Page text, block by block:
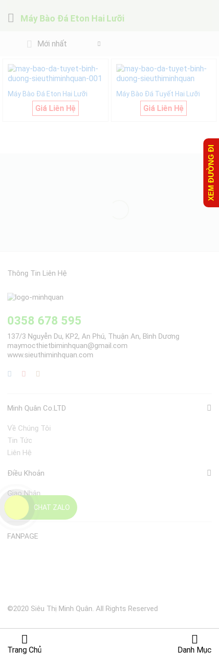
Máy Bào Đá Eton Hai Lưỡi
Mới nhất
Máy Bào Đá Eton Hai Lưỡi
Giá Liên Hệ
Máy Bào Đá Tuyết Hai Lưỡi
Giá Liên Hệ
CHAT ZALO
Thông Tin Liên Hệ
0358 678 595
137/3 Nguyễn Du, KP2, An Phú, Thuận An, Bình Dương
maymocthietbiminhquan@gmail.com
www.sieuthiminhquan.com
Minh Quân Co.LTD
Về Chúng Tôi
Tin Tức
Liên Hệ
Điều Khoản
Giao Nhận
Đổi Trả
FANPAGE
©2020 Siêu Thị Minh Quân. All Rights Reserved
XEM ĐƯỜNG ĐI
Trang Chủ Danh Mục